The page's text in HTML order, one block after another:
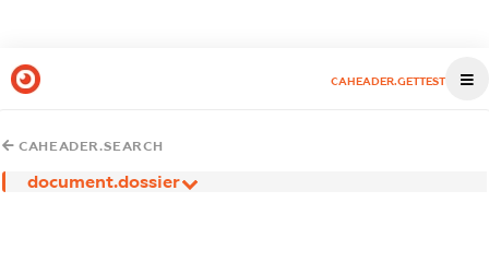
CAHEADER.GETTEST
CAHEADER.SEARCH
document.dossier